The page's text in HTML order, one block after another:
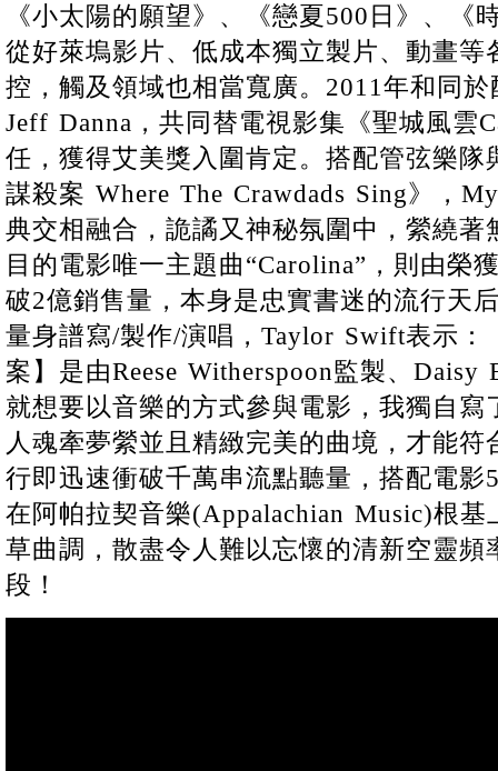
《小太陽的願望》、《戀夏500日》、《
從好萊塢影片、低成本獨立製片、動畫等
控，觸及領域也相當寬廣。2011年和同
Jeff Danna，共同替電視影集《聖城風雲
任，獲得艾美獎入圍肯定。搭配管弦樂隊
謀殺案 Where The Crawdads Sing》，
典交相融合，詭譎又神秘氛圍中，縈繞著
目的電影唯一主題曲“Carolina”，則由榮
破2億銷售量，本身是忠實書迷的流行天
量身譜寫/製作/演唱，Taylor Swift表示：
案】是由Reese Witherspoon監製、Daisy
就想要以音樂的方式參與電影，我獨自寫
人魂牽夢縈並且精緻完美的曲境，才能
行即迅速衝破千萬串流點聽量，搭配電影
在阿帕拉契音樂(Appalachian Music)根
草曲調，散盡令人難以忘懷的清新空靈頻
段！